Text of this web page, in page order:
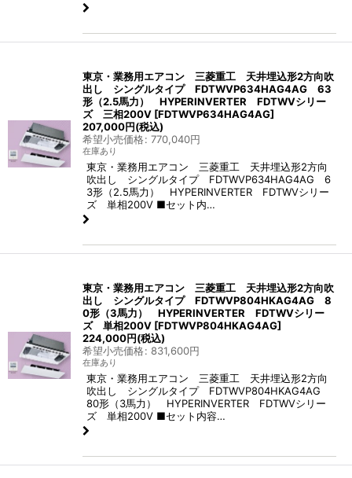
東京・業務用エアコン 三菱重工 天井埋込形2方向吹
出し シングルタイプ FDTWVP634HAG4AG 63
形（2.5馬力） HYPERINVERTER FDTWVシリー
ズ 三相200V [FDTWVP634HAG4AG]
207,000円(税込)
希望小売価格: 770,040円
在庫あり
東京・業務用エアコン 三菱重工 天井埋込形2方向
吹出し シングルタイプ FDTWVP634HAG4AG 6
3形（2.5馬力） HYPERINVERTER FDTWVシリー
ズ 単相200V ■セット内…
東京・業務用エアコン 三菱重工 天井埋込形2方向吹
出し シングルタイプ FDTWVP804HKAG4AG 8
0形（3馬力） HYPERINVERTER FDTWVシリー
ズ 単相200V [FDTWVP804HKAG4AG]
224,000円(税込)
希望小売価格: 831,600円
在庫あり
東京・業務用エアコン 三菱重工 天井埋込形2方向
吹出し シングルタイプ FDTWVP804HKAG4AG
80形（3馬力） HYPERINVERTER FDTWVシリー
ズ 単相200V ■セット内容…